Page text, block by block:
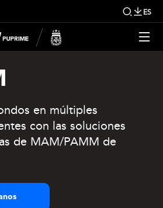
ES
en múltiples
con las soluciones
de MAM/PAMM de